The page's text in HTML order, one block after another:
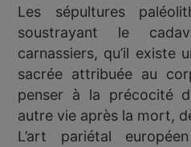
Les sépultures
soustrayant le
carnassiers, qu’il existe
sacrée attribuée au
penser à la précocité
autre vie après la mort,
L’art pariétal